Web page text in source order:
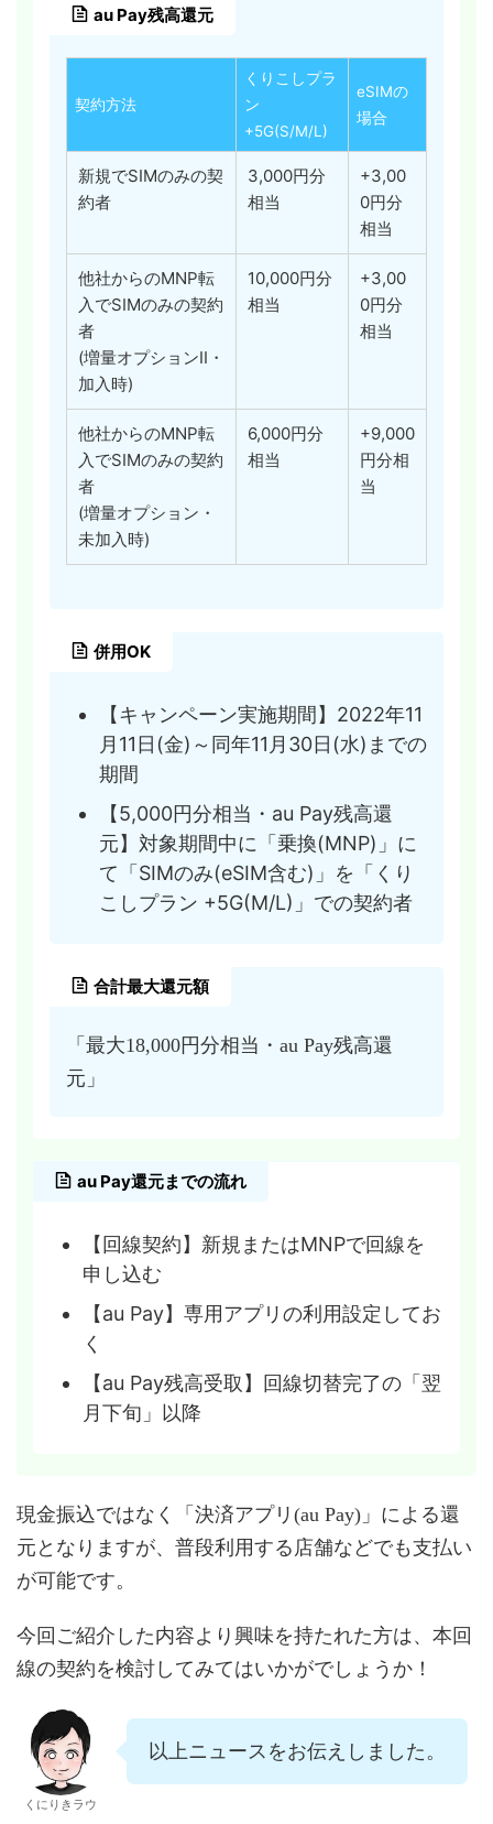
au Pay残高還元
契約方法
くりこしプラ
ン
+5G(S/M/L)
eSIMの
場合
新規でSIMのみの契
約者
3,000円分
相当
+3,00
0円分
相当
他社からのMNP転
入でSIMのみの契約
者
(増量オプションII・
加入時)
10,000円分
相当
+3,00
0円分
相当
他社からのMNP転
入でSIMのみの契約
者
(増量オプション・
未加入時)
6,000円分
相当
+9,000
円分相
当
併用OK
【キャンペーン実施期間】2022年11
月11日(金)～同年11月30日(水)までの
期間
【5,000円分相当・au Pay残高還
元】対象期間中に「乗換(MNP)」に
て「SIMのみ(eSIM含む)」を「くり
こしプラン +5G(M/L)」での契約者
合計最大還元額
「最大18,000円分相当・au Pay残高還
元」
au Pay還元までの流れ
【回線契約】新規またはMNPで回線を
申し込む
【au Pay】専用アプリの利用設定してお
く
【au Pay残高受取】回線切替完了の「翌
月下旬」以降
現金振込ではなく「決済アプリ(au Pay)」による還
元となりますが、普段利用する店舗などでも支払い
が可能です。
今回ご紹介した内容より興味を持たれた方は、本回
線の契約を検討してみてはいかがでしょうか！
くにりきラウ
以上ニュースをお伝えしました。